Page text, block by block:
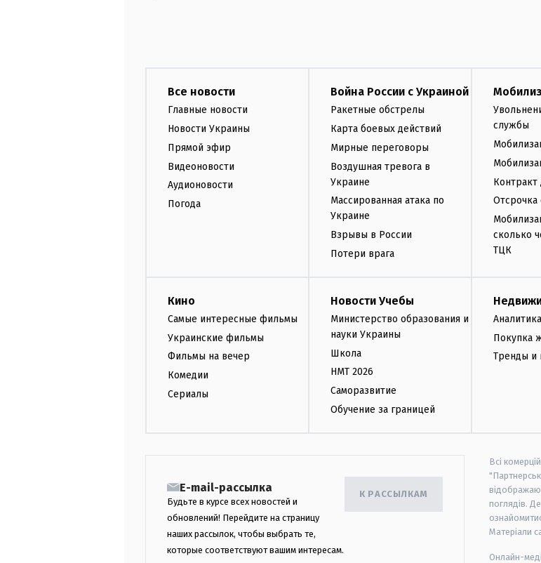
Все новости
Главные новости
Новости Украины
Прямой эфир
Видеоновости
Аудионовости
Погода
Война России с Украиной
Ракетные обстрелы
Карта боевых действий
Мирные переговоры
Воздушная тревога в
Украине
Массированная атака по
Украине
Взрывы в России
Потери врага
службы
Контракт
Отсрочка
сколько
ТЦК
Кино
Самые интересные фильмы
Украинские фильмы
Фильмы на вечер
Комедии
Сериалы
Новости Учебы
Министерство образования и
науки Украины
Школа
НМТ 2026
Саморазвитие
Обучение за границей
Покупка
Тренды и
E-mail-рассылка
Будьте в курсе всех новостей и
обновлений! Перейдите на страницу
наших рассылок, чтобы выбрать те,
которые соответствуют вашим интересам.
К РАССЫЛКАМ
Всі
поглядів.
Матеріали
Онлайн-